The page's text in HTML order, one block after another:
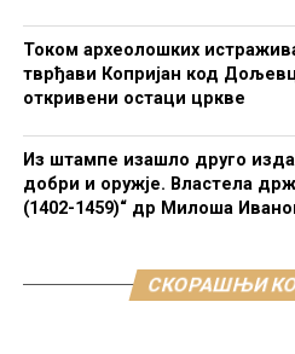
Током археолошких
тврђави Копријан код
откривени остаци цркве
Из штампе изашло друго
добри и оружје. Властела
(1402-1459)“ др Милоша
СКОРАШЊИ